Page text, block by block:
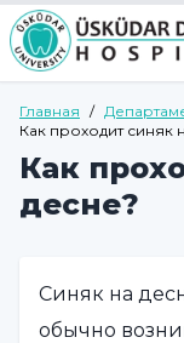
Главная /
Как проходит синяк
Как
десне?
Синяк на
обычно